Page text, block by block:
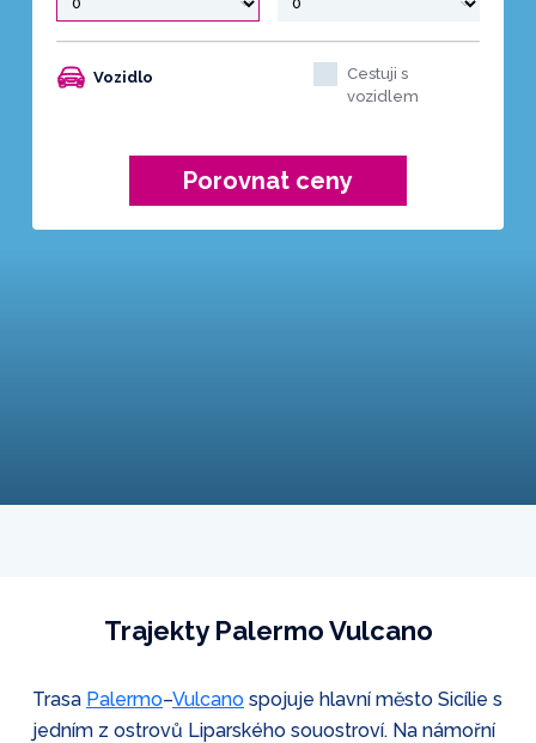
Vozidlo
Cestuji s
vozidlem
Porovnat ceny
Trajekty Palermo Vulcano
Trasa Palermo–Vulcano spojuje hlavní město Sicílie s
jedním z ostrovů Liparského souostroví. Na námořní